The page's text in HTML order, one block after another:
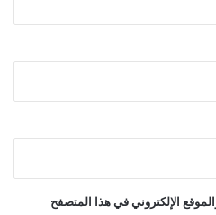
الإلكتروني في هذا المتصفح